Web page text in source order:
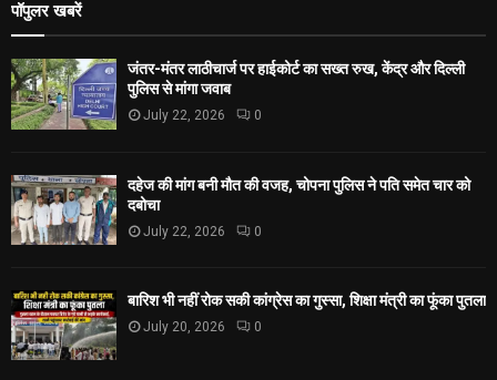
पॉपुलर खबरें
जंतर-मंतर लाठीचार्ज पर हाईकोर्ट का सख्त रुख, केंद्र और दिल्ली
पुलिस से मांगा जवाब
July 22, 2026 0
दहेज की मांग बनी मौत की वजह, चोपना पुलिस ने पति समेत चार को
दबोचा
July 22, 2026 0
बारिश भी नहीं रोक सकी कांग्रेस का गुस्सा, शिक्षा मंत्री का फूंका पुतला
July 20, 2026 0